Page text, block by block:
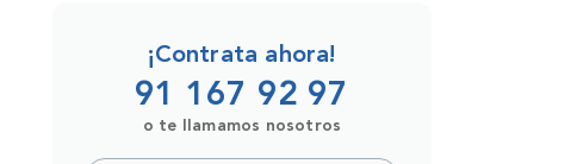
¡Contrata ahora!
91 167 92 97
o te llamamos nosotros